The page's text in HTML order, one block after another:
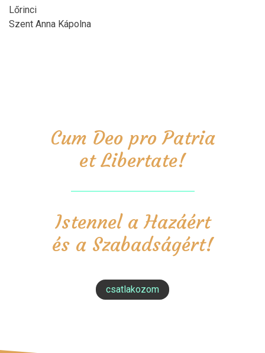
Lőrinci
Szent Anna Kápolna
Cum Deo pro Patria
et Libertate!
Istennel a Hazáért
és a Szabadságért!
csatlakozom